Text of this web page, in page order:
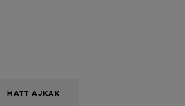
MATT AJKAK